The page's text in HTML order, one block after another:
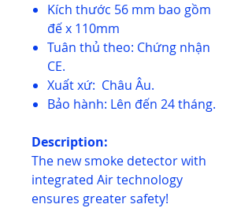
Kích thước 56 mm bao gồm
đế x 110mm
Tuân thủ theo: Chứng nhận
CE.
Xuất xứ: Châu Âu.
Bảo hành: Lên đến 24 tháng.
Description:
The new smoke detector with
integrated Air technology
ensures greater safety!